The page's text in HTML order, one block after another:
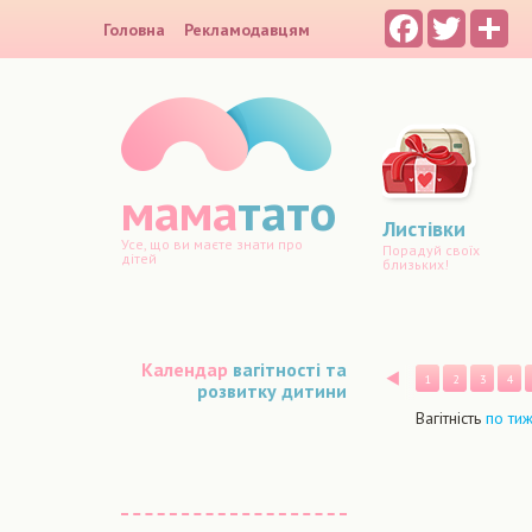
Головна Рекламодавцям FacebookTwitter
маматато
Усе, що ви маєте знати про
дітей
Листівки
Порадуй своїх
близьких!
Календар вагітності та
розвитку дитини
Назад
1 2 3 4
Вагітність по